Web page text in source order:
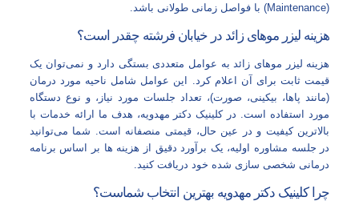
(Maintenance) با فواصل زمانی طولانی باشد.
هزینه لیزر موهای زائد در خیابان فرشته چقدر است؟
هزینه لیزر موهای زائد به عوامل متعددی بستگی دارد و نمی‌توان یک
قیمت ثابت برای آن اعلام کرد. این عوامل شامل ناحیه مورد درمان
(مانند پاها، بیکینی، صورت)، تعداد جلسات مورد نیاز، و نوع دستگاه
مورد استفاده است. در کلینیک دکتر مهدویه، هدف ما ارائه خدمات با
بالاترین کیفیت و در عین حال، قیمتی منصفانه است. شما می‌توانید
در جلسه مشاوره اولیه، یک برآورد دقیق از هزینه‌ ها بر اساس برنامه
درمانی شخصی‌ سازی‌ شده خود دریافت کنید.
چرا کلینیک دکتر مهدویه بهترین انتخاب شماست؟